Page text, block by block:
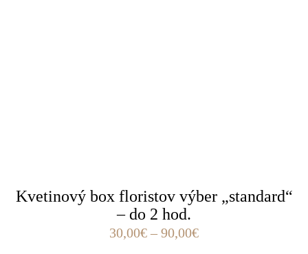
Kvetinový box floristov výber „standard“
– do 2 hod.
30,00€ – 90,00€